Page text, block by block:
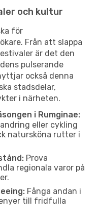
och kultur
för
Från att slappa
är det den
pulserande
också denna
stadsdelar,
i närheten.
i Rumginae:
eller cykling
natursköna rutter i
Prova
regionala varor på
Fånga andan i
till fridfulla